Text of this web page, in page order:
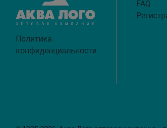
Политика
конфиденциальности
FAQ